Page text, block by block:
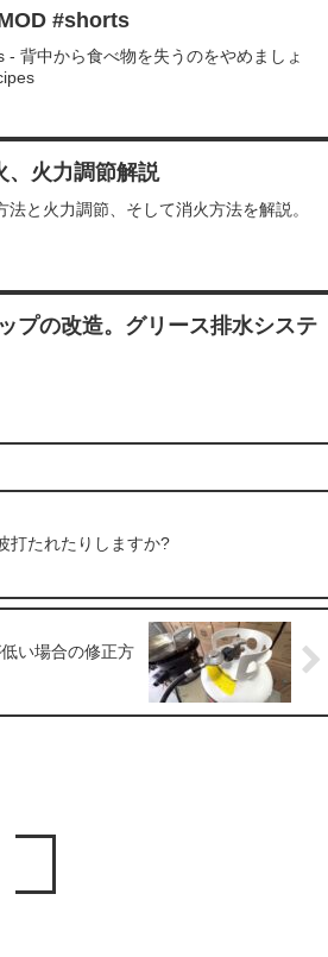
#shorts
背中から食べ物を失うのをやめましょ
火力調節解説
と火力調節、そして消火方法を解説。
プの改造。グリース排水システ
打たれたりしますか?
い場合の修正方